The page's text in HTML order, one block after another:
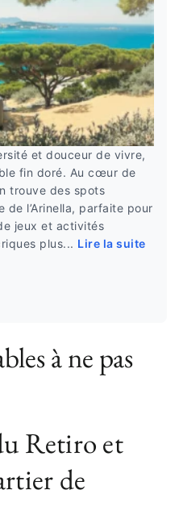
et douceur de vivre,
fin doré. Au cœur de
trouve des spots
de l’Arinella, parfaite pour
jeux et activités
plus... Lire la suite
à ne pas
Retiro et
de